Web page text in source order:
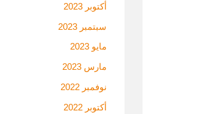
أكتوبر 2023
سبتمبر 2023
مايو 2023
مارس 2023
نوفمبر 2022
أكتوبر 2022